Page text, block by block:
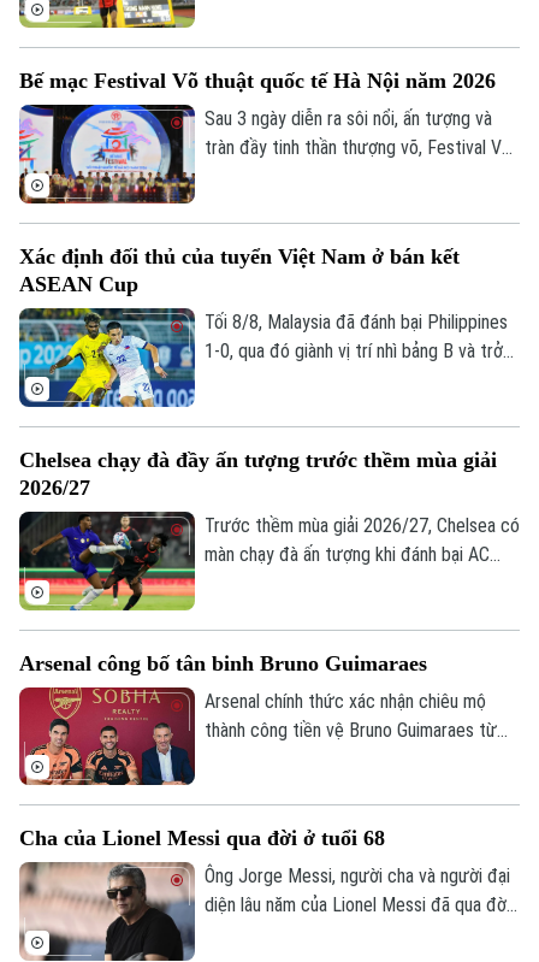
Chuyên mục
Thời sự
Bế mạc Festival Võ thuật quốc tế Hà Nội năm 2026
Sau 3 ngày diễn ra sôi nổi, ấn tượng và
tràn đầy tinh thần thượng võ, Festival Võ
có đại diện lãnh đạo Cục TDTT, lãnh đạo
quan ngoại giao, và các liên đoàn thể thao
quốc gia.
Xác định đối thủ của tuyển Việt Nam ở bán kết
ASEAN Cup
Tối 8/8, Malaysia đã đánh bại Philippines
1-0, qua đó giành vị trí nhì bảng B và trở
Chelsea chạy đà đầy ấn tượng trước thềm mùa giải
2026/27
Trước thềm mùa giải 2026/27, Chelsea có
màn chạy đà ấn tượng khi đánh bại AC
vào ngày 25/8.
Arsenal công bố tân binh Bruno Guimaraes
Arsenal chính thức xác nhận chiêu mộ
thành công tiền vệ Bruno Guimaraes từ
qua đó trở thành mảnh ghép quan trọng
trong kế hoạch của HLV Mikel Arteta.
Cha của Lionel Messi qua đời ở tuổi 68
Ông Jorge Messi, người cha và người đại
diện lâu năm của Lionel Messi đã qua đời